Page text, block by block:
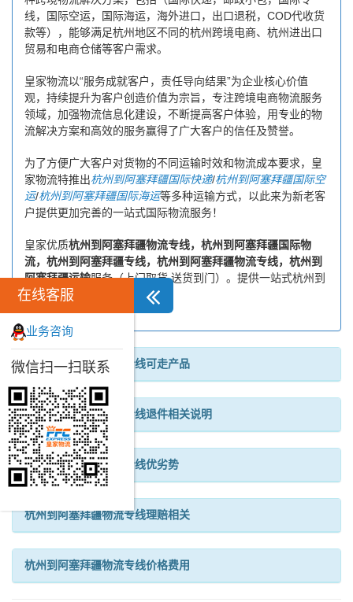
线，国际空运，国际海运，海外进口，出口退税，COD代收货
款等），能够满足杭州地区不同的杭州跨境电商、杭州进出口
贸易和电商仓储等客户需求。
皇家物流以“服务成就客户，责任导向结果”为企业核心价值
观，持续提升为客户创造价值为宗旨，专注跨境电商物流服务
领域，加强物流信息化建设，不断提高客户体验，用专业的物
流解决方案和高效的服务赢得了广大客户的信任及赞誉。
为了方便广大客户对货物的不同运输时效和物流成本要求，皇
家物流特推出杭州到阿塞拜疆国际快递/杭州到阿塞拜疆国际空
运/杭州到阿塞拜疆国际海运等多种运输方式，以此来为新老客
户提供更加完善的一站式国际物流服务！
皇家优质杭州到阿塞拜疆物流专线，杭州到阿塞拜疆国际物
流，杭州到阿塞拜疆专线，杭州到阿塞拜疆物流专线，杭州到
阿塞拜疆运输服务（上门取货 送货到门）。提供一站式杭州到
阿塞拜疆物流专线运输方案...
杭州到阿塞拜疆物流专线可走产品
杭州到阿塞拜疆物流专线退件相关说明
杭州到阿塞拜疆物流专线优劣势
杭州到阿塞拜疆物流专线理赔相关
杭州到阿塞拜疆物流专线价格费用
在线客服
业务咨询
微信扫一扫联系